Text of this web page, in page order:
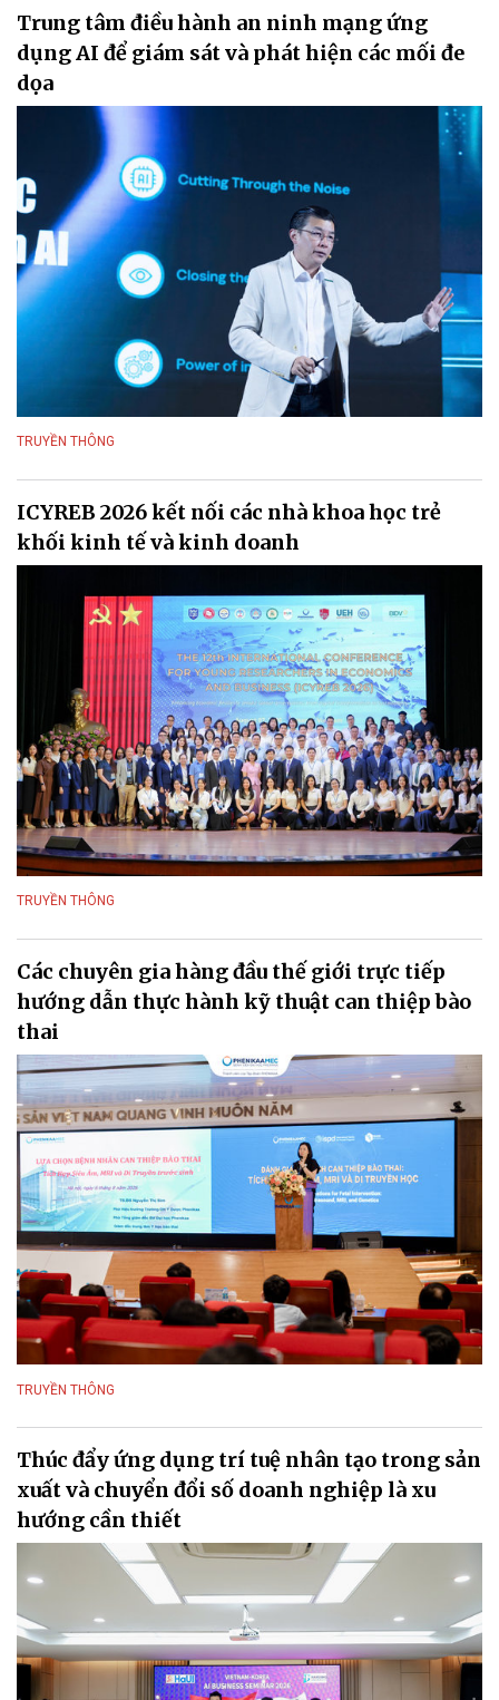
Trung tâm điều hành an ninh mạng ứng
dụng AI để giám sát và phát hiện các mối đe
dọa
TRUYỀN THÔNG
ICYREB 2026 kết nối các nhà khoa học trẻ
khối kinh tế và kinh doanh
TRUYỀN THÔNG
Các chuyên gia hàng đầu thế giới trực tiếp
hướng dẫn thực hành kỹ thuật can thiệp bào
thai
TRUYỀN THÔNG
Thúc đẩy ứng dụng trí tuệ nhân tạo trong sản
xuất và chuyển đổi số doanh nghiệp là xu
hướng cần thiết